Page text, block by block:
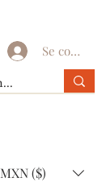
Se connecter
MXN ($)